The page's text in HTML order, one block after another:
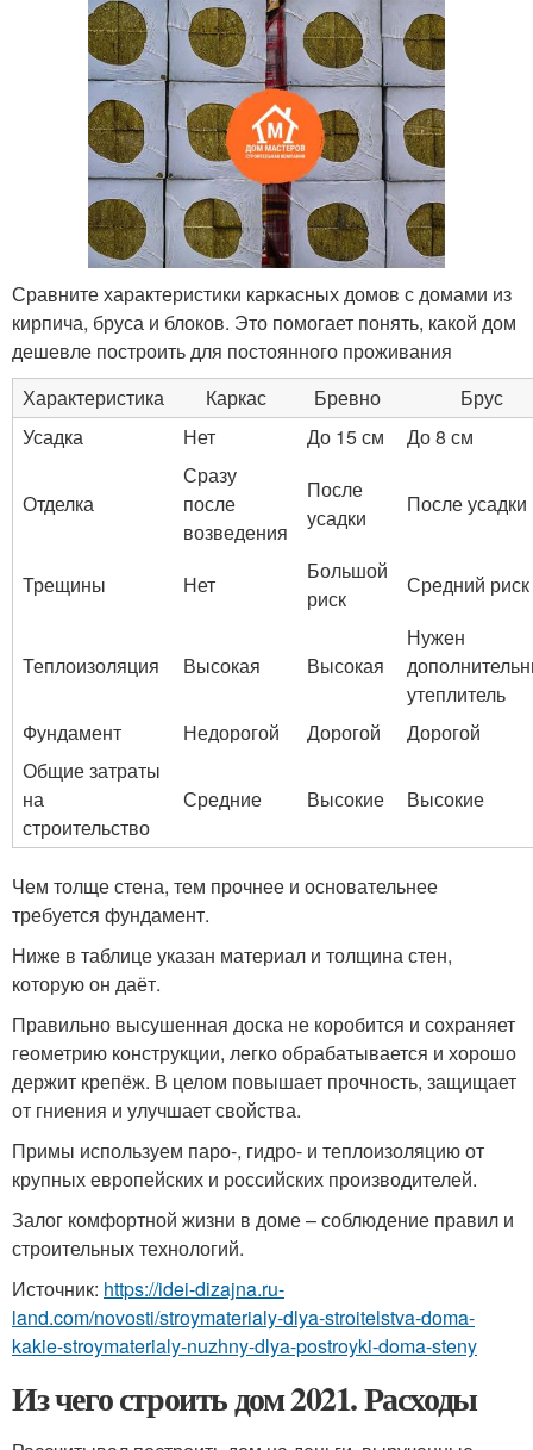
Сравните характеристики каркасных домов с домами из
кирпича, бруса и блоков. Это помогает понять, какой дом
дешевле построить для постоянного проживания
Характеристика
Каркас Бревно
Брус
Усадка
Нет До 15 см До 8 см
Отделка
Сразу
после
возведения
После
усадки
После усадки
Трещины Нет
Большой
риск
Средний риск
Теплоизоляция Высокая Высокая
Нужен
утеплитель
Фундамент
Недорогой Дорогой
Дорогой
Общие затраты
на
строительство
Средние Высокие Высокие
Чем толще стена, тем прочнее и основательнее
требуется фундамент.
Ниже в таблице указан материал и толщина стен,
которую он даёт.
Правильно высушенная доска не коробится и сохраняет
геометрию конструкции, легко обрабатывается и хорошо
держит крепёж. В целом повышает прочность, защищает
от гниения и улучшает свойства.
Примы используем паро-, гидро- и теплоизоляцию от
крупных европейских и российских производителей.
Залог комфортной жизни в доме – соблюдение правил и
строительных технологий.
Источник: https://idei-dizajna.ru-
land.com/novosti/stroymaterialy-dlya-stroitelstva-doma-
kakie-stroymaterialy-nuzhny-dlya-postroyki-doma-steny
Из чего строить дом 2021. Расходы